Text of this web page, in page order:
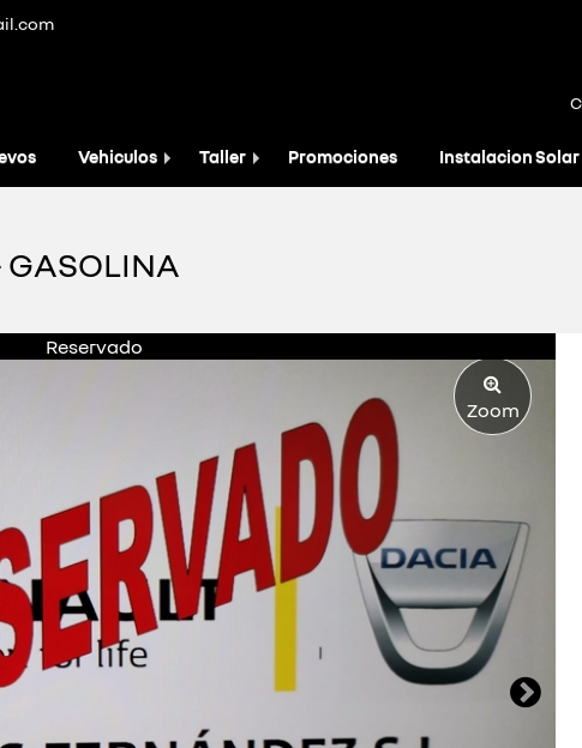
Vehiculos Taller Promociones Instalacion Solar
GASOLINA
Zoom
Reservado